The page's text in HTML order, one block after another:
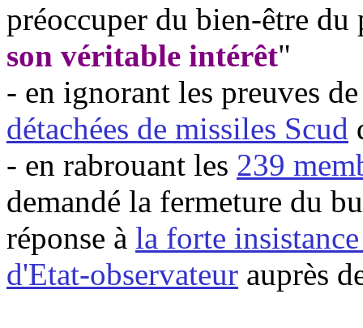
préoccuper du bien-être du
son véritable intérêt"
- en ignorant les preuves
détachées de missiles Scud
- en rabrouant les 239
demandé la fermeture du
réponse à la forte
d'Etat-observateur auprès